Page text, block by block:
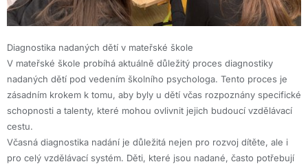
Diagnostika nadaných dětí v mateřské škole
V mateřské škole probíhá aktuálně důležitý proces diagnostiky
nadaných dětí pod vedením školního psychologa. Tento proces je
zásadním krokem k tomu, aby byly u dětí včas rozpoznány specifické
schopnosti a talenty, které mohou ovlivnit jejich budoucí vzdělávací
cestu.
Včasná diagnostika nadání je důležitá nejen pro rozvoj dítěte, ale i
pro celý vzdělávací systém. Děti, které jsou nadané, často potřebují